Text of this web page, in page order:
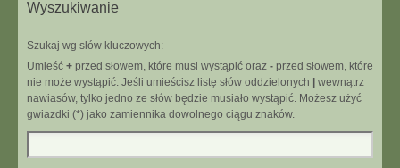
Wyszukiwanie
Szukaj wg słów kluczowych:
Umieść + przed słowem, które musi wystąpić oraz - przed słowem, które
nie może wystąpić. Jeśli umieścisz listę słów oddzielonych
wewnątrz
nawiasów, tylko jedno ze słów będzie musiało wystąpić. Możesz użyć
gwiazdki (*) jako zamiennika dowolnego ciągu znaków.